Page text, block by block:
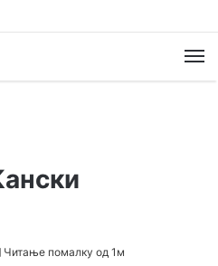
Читање помалку од 1м